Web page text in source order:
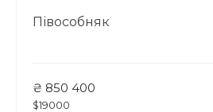
Півособняк
₴ 850 400
$19000